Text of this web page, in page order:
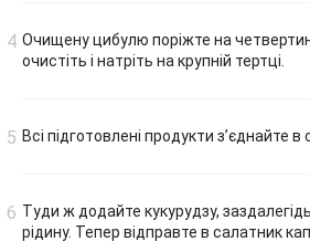
Очищену цибулю поріжте на
очистіть і натріть на крупній тертці.
Всі підготовлені продукти з’єднайте в
Туди ж додайте кукурудзу,
рідину. Тепер відправте в салатник